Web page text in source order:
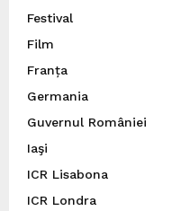
Festival
Film
Franța
Germania
Guvernul României
Iaşi
ICR Lisabona
ICR Londra